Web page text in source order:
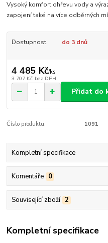
Vysoký komfort ohřevu vody a
zapojení také na více odběrných
Dostupnost do 3 dnů
4 485 Kč/ks
3 707 Kč bez DPH
Přidat do
Číslo produktu: 1091
Kompletní specifikace
Komentáře 0
Související zboží 2
Kompletní specifikace